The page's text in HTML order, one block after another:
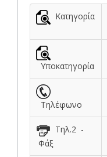
Κατηγορία
Υποκατηγορία
Τηλέφωνο
Τηλ.2 -
Φάξ